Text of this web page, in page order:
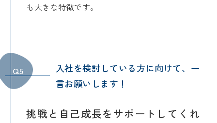
も大きな特徴です。
Q5
入社を検討している方に向けて、一
言お願いします！
挑戦と自己成長をサポートしてくれ